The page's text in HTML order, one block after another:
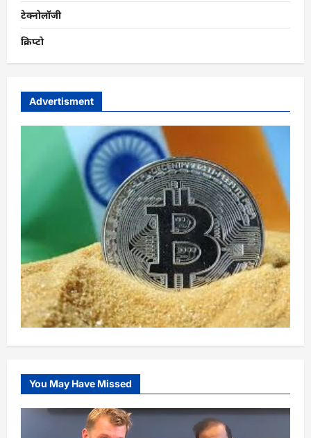
टेक्नोलॉजी
क्रिप्टो
Advertisment
You May Have Missed